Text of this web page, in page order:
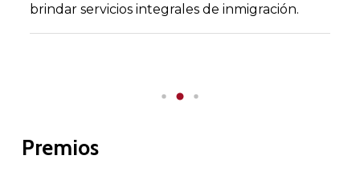
brindar servicios integrales de inmigración.
Premios